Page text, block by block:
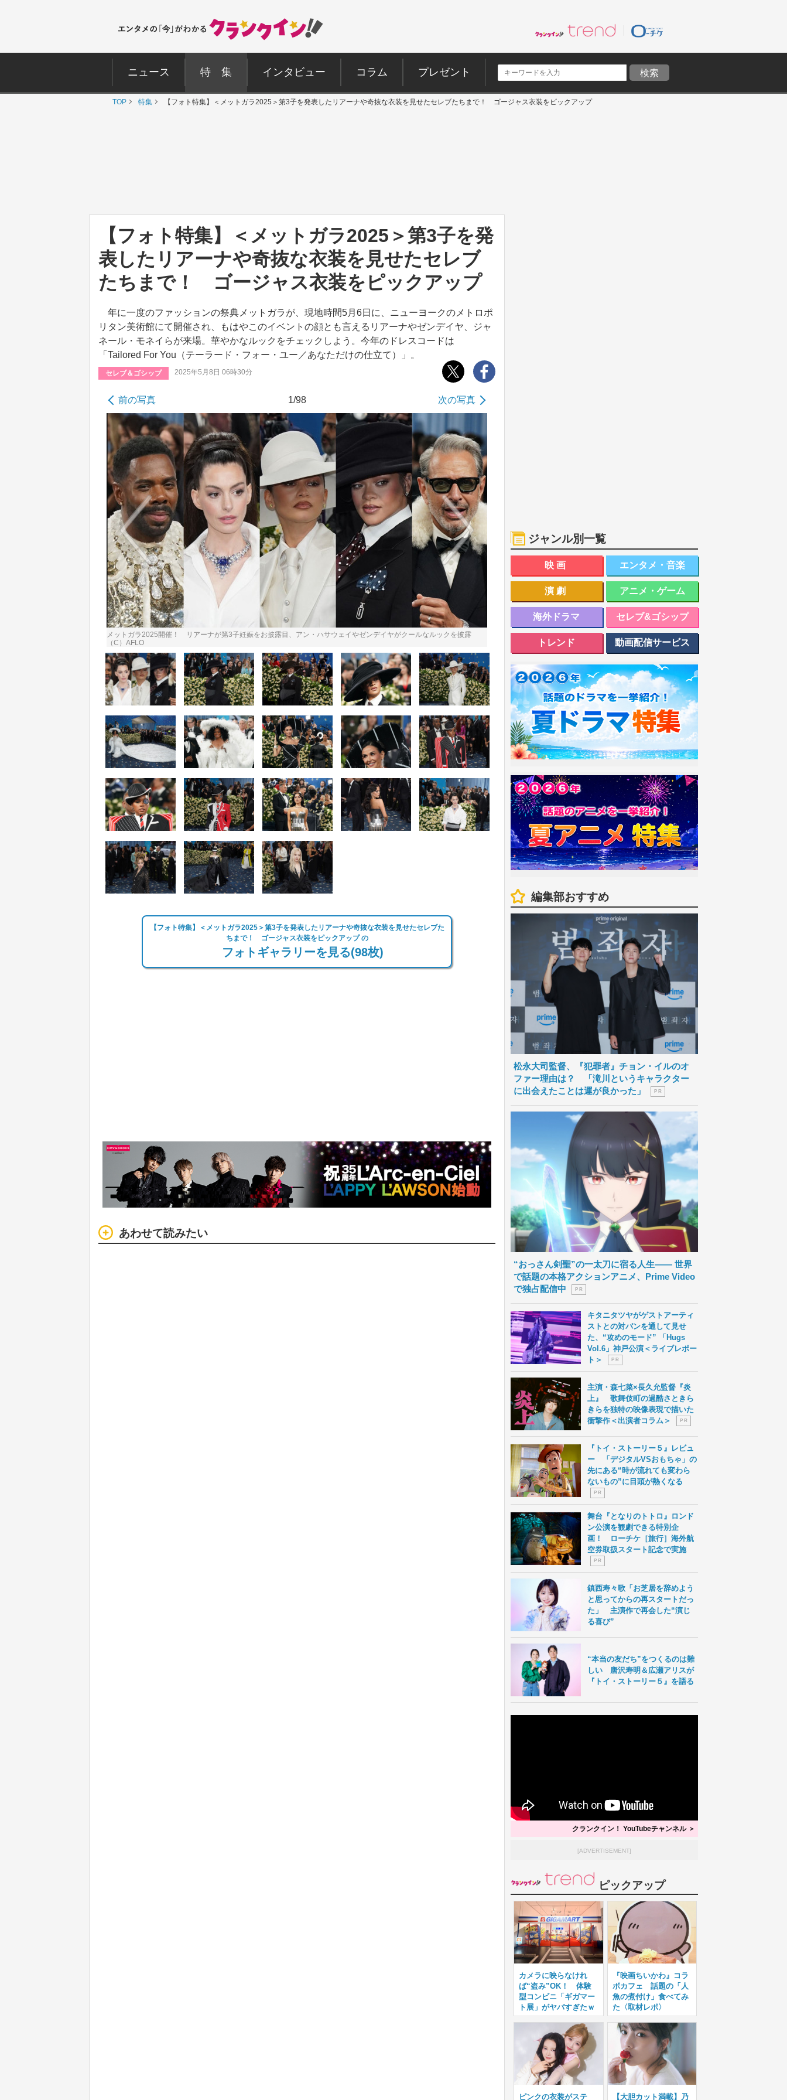
ニュース 特 集 インタビュー コラム プレゼント
TOP 特集 【フォト特集】＜メットガラ2025＞第3子を発表したリアーナや奇抜な衣装を見せたセレブたちまで！ ゴージャス衣装をピックアップ
【フォト特集】＜メットガラ2025＞第3子を発
表したリアーナや奇抜な衣装を見せたセレブ
たちまで！ ゴージャス衣装をピックアップ
年に一度のファッションの祭典メットガラが、現地時間5月6日に、ニューヨークのメトロポ
リタン美術館にて開催され、もはやこのイベントの顔とも言えるリアーナやゼンデイヤ、ジャ
ネール・モネイらが来場。華やかなルックをチェックしよう。今年のドレスコードは
「Tailored For You（テーラード・フォー・ユー／あなただけの仕立て）」。
セレブ＆ゴシップ 2025年5月8日 06時30分
前の写真 1/98 次の写真
メットガラ2025開催！ リアーナが第3子妊娠をお披露目、アン・ハサウェイやゼンデイヤがクールなルックを披露
（C）AFLO
【フォト特集】＜メットガラ2025＞第3子を発表したリアーナや奇抜な衣装を見せたセレブた
ちまで！ ゴージャス衣装をピックアップ の
フォトギャラリーを見る(98枚)
あわせて読みたい
ジャンル別一覧
映画 エンタメ・音楽
演劇 アニメ・ゲーム
海外ドラマ セレブ&ゴシップ
トレンド 動画配信サービス
編集部おすすめ
松永大司監督、『犯罪者』チョン・イルのオ
ファー理由は？ 「滝川というキャラクター
に出会えたことは運が良かった」
P R
“おっさん剣聖”の一太刀に宿る人生―― 世界
で話題の本格アクションアニメ、Prime Video
で独占配信中
P R
キタニタツヤがゲストアーティ
ストとの対バンを通して見せ
た、“攻めのモード” 「Hugs
Vol.6」神戸公演＜ライブレポー
ト＞
P R
主演・森七菜×長久允監督『炎
上』 歌舞伎町の過酷さときら
きらを独特の映像表現で描いた
衝撃作＜出演者コラム＞
P R
『トイ・ストーリー５』レビュ
ー 「デジタルVSおもちゃ」の
先にある“時が流れても変わら
ないもの”に目頭が熱くなる
P R
舞台『となりのトトロ』ロンド
ン公演を観劇できる特別企
画！ ローチケ［旅行］海外航
空券取扱スタート記念で実施
P R
鎮西寿々歌「お芝居を辞めよう
と思ってからの再スタートだっ
た」 主演作で再会した“演じ
る喜び”
“本当の友だち”をつくるのは難
しい 唐沢寿明＆広瀬アリスが
『トイ・ストーリー５』を語る
クランクイン！ YouTubeチャンネル ＞
[ADVERTISEMENT]
ピックアップ
カメラに映らなけれ
ば“盗み”OK！ 体験
型コンビニ「ギガマー
ト展」がヤバすぎたｗ
『映画ちいかわ』コラ
ボカフェ 話題の「人
魚の煮付け」食べてみ
た〈取材レポ〉
ピンクの衣装がステ 【大胆カット満載】乃